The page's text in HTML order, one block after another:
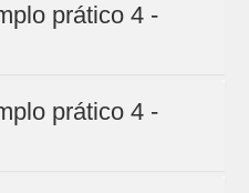
prático 4 -
prático 4 -